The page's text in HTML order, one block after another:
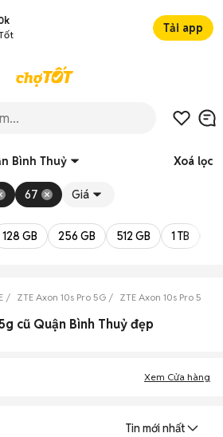
Tải app
Bình Thuỷ Xoá lọc
67 Giá
128 GB 256 GB 512 GB 1 TB
ZTE Axon 10s Pro 5G ZTE Axon 10s Pro 5G
cũ Quận Bình Thuỷ đẹp
Xem Cửa hàng
Tin mới nhất